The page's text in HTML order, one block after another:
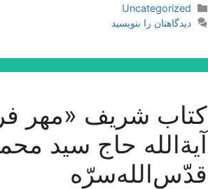
دسته‌ها
Uncategorized
دیدگاهتان را بنویسید
کتاب شریف «مهر
آیة‌الله حاج سید
قدّس‌الله‌سرّه